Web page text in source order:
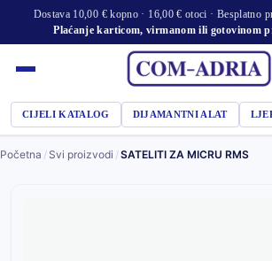
Dostava 10,00 € kopno · 16,00 € otoci · Besplatno
Plaćanje karticom, virmanom ili gotovinom
CIJELI KATALOG DIJAMANTNI ALAT
Početna / Svi proizvodi /SATELITI ZA MICRU RMS